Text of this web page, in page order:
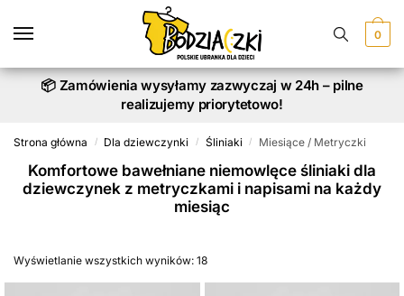
0
📦 Zamówienia wysyłamy zazwyczaj w 24h – pilne
realizujemy priorytetowo!
Strona główna / Dla dziewczynki / Śliniaki / Miesiące / Metryczki
Komfortowe bawełniane niemowlęce śliniaki dla
dziewczynek z metryczkami i napisami na każdy
miesiąc
Wyświetlanie wszystkich wyników: 18